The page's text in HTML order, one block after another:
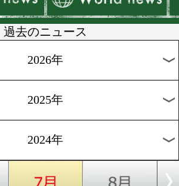
[試合後談話]2024.7.20
負は一瞬
[試合速報]2024.7.20
荒本一成が両国国技館でデ
[試合後談話]2024.7.19